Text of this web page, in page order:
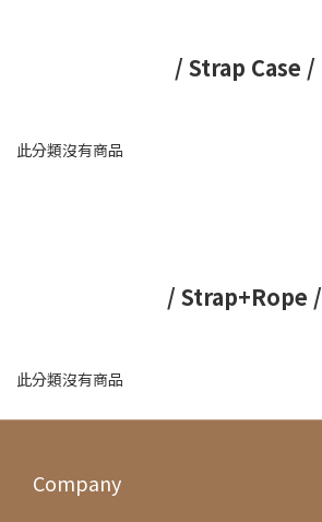
/ Strap Case /
此分類沒有商品
/ Strap+Rope /
此分類沒有商品
Company